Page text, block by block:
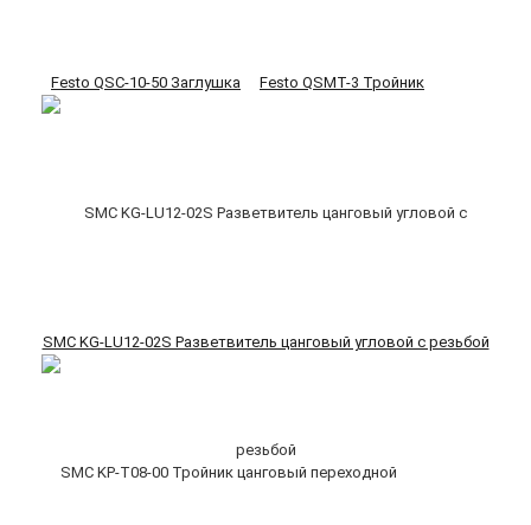
Festo QSC-10-50 Заглушка Festo QSMT-3 Тройник
SMC KG-LU12-02S Разветвитель цанговый угловой с резьбой